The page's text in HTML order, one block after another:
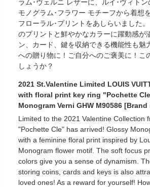
ラム･ヴェルニ レザーに、ルイ･ヴィト
モノグラム･フラワー モチーフから着想
フローラル･プリントをあしらいました
のプリントと鮮やかなカラーに躍動感が
ン、カード、鍵を収納できる機能性も魅
への贈り物に！ご自分へのご褒美に！こ
しょうか？
2021 St.Valentine Limited LOUIS
with floral print key ring "Pochette
Monogram Verni GHW M90586
Limited to the 2021 Valentine Collection
"Pochette Cle" has arrived! Glossy
with a feminine floral print inspired by
Monogram flower motif. The soft focus
colors give you a sense of dynamism.
storing coins, cards and keys is also
loved ones! As a reward for yourself!